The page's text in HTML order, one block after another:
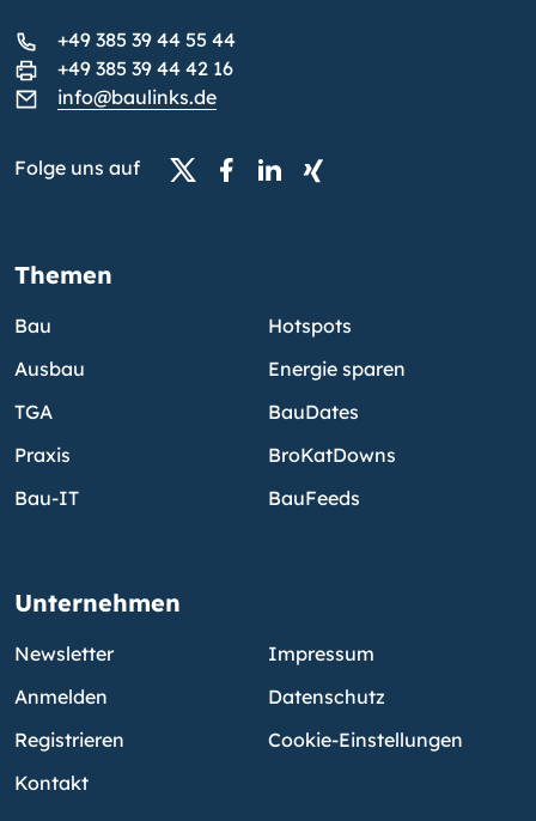
+49 385 39 44 55 44
+49 385 39 44 42 16
info@baulinks.de
Folge uns auf
Themen
Bau
Ausbau
TGA
Praxis
Bau-IT
Hotspots
Energie sparen
BauDates
BroKatDowns
BauFeeds
Unternehmen
Newsletter
Anmelden
Registrieren
Kontakt
Impressum
Datenschutz
Cookie-Einstellungen